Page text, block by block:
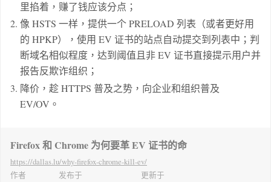
里掐着，赚了钱应该分点；
像 HSTS 一样，提供一个 PRELOAD 列表（或者更好用
的 HPKP），使用 EV 证书的站点自动提交到列表中；判
断域名相似程度，达到阈值且非 EV 证书直接提示用户并
报告反欺诈组织；
降价，趁 HTTPS 普及之势，向企业和组织普及
EV/OV。
Firefox 和 Chrome 为何要革 EV 证书的命
https://dallas.lu/why-firefox-chrome-kill-ev/
作者
发布于 更新于